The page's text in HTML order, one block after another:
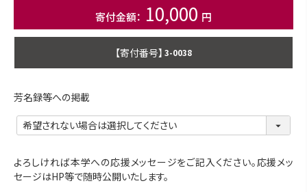
10,000
商品番号 3-0038
芳名録等への掲載
よろしければ本学への応援メッセージをご記入ください。応援メッ
セージはHP等で随時公開いたします。